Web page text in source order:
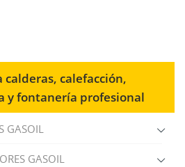
calderas, calefacción,
y fontanería profesional
GASOIL
GASOIL